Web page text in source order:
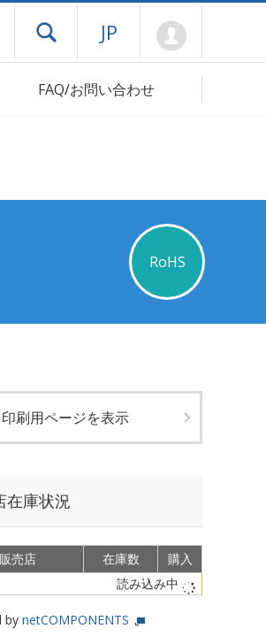
ドロワーメニューを開く
JP
FAQ/お問い合わせ
RoHS
印刷用ページを表示
在庫状況
販売店 在庫数
購入
読み込み中
by netCOMPONENTS